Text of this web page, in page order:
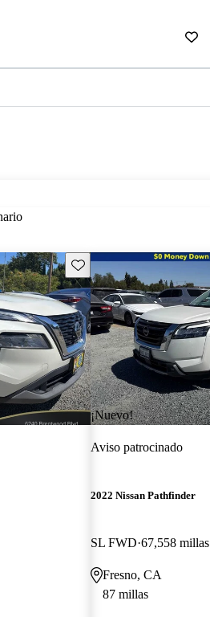
Guarda este Aviso
¡Nuevo!
Aviso patrocinado
2022 Nissan Pathfinder
SL FWD 67,558 millas
Fresno, CA
87 millas